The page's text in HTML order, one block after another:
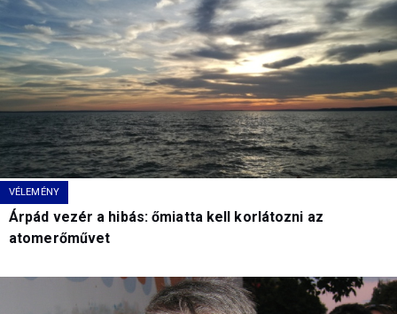
VÉLEMÉNY
Árpád vezér a hibás: őmiatta kell korlátozni az
atomerőművet